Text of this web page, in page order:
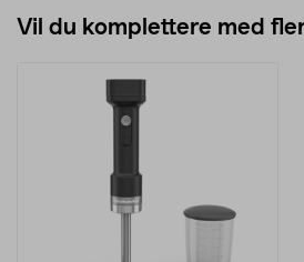
Vil du komplettere med